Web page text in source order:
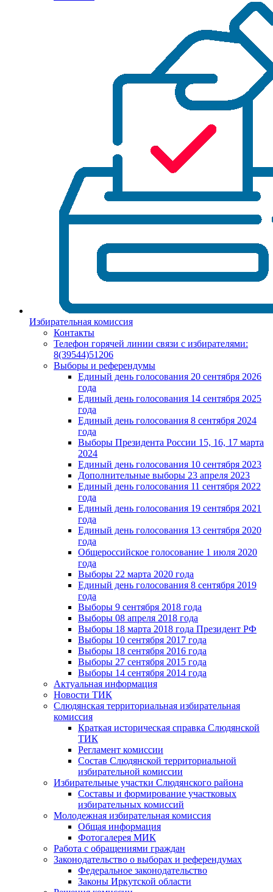
Избирательная комиссия
Контакты
Телефон горячей линии связи с избирателями:
8(39544)51206
Выборы и референдумы
Единый день голосования 20 сентября 2026
года
Единый день голосования 14 сентября 2025
года
Единый день голосования 8 сентября 2024
года
Выборы Президента России 15, 16, 17 марта
2024
Единый день голосования 10 сентября 2023
Дополнительные выборы 23 апреля 2023
Единый день голосования 11 сентября 2022
года
Единый день голосования 19 сентября 2021
года
Единый день голосования 13 сентября 2020
года
Общероссийское голосование 1 июля 2020
года
Выборы 22 марта 2020 года
Единый день голосования 8 сентября 2019
года
Выборы 9 сентября 2018 года
Выборы 08 апреля 2018 года
Выборы 18 марта 2018 года Президент РФ
Выборы 10 сентября 2017 года
Выборы 18 сентября 2016 года
Выборы 27 сентября 2015 года
Выборы 14 сентября 2014 года
Актуальная информация
Новости ТИК
Слюдянская территориальная избирательная
комиссия
Краткая историческая справка Слюдянской
ТИК
Регламент комиссии
Состав Слюдянской территориальной
избирательной комиссии
Избирательные участки Слюдянского района
Составы и формирование участковых
избирательных комиссий
Молодежная избирательная комиссия
Общая информация
Фотогалерея МИК
Работа с обращениями граждан
Законодательство о выборах и референдумах
Федеральное законодательство
Законы Иркутской области